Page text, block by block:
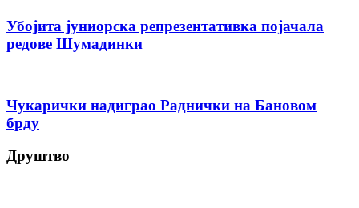
Убојита јуниорска репрезентативка појачала
редове Шумадинки
Чукарички надиграо Раднички на Бановом
брду
Друштво